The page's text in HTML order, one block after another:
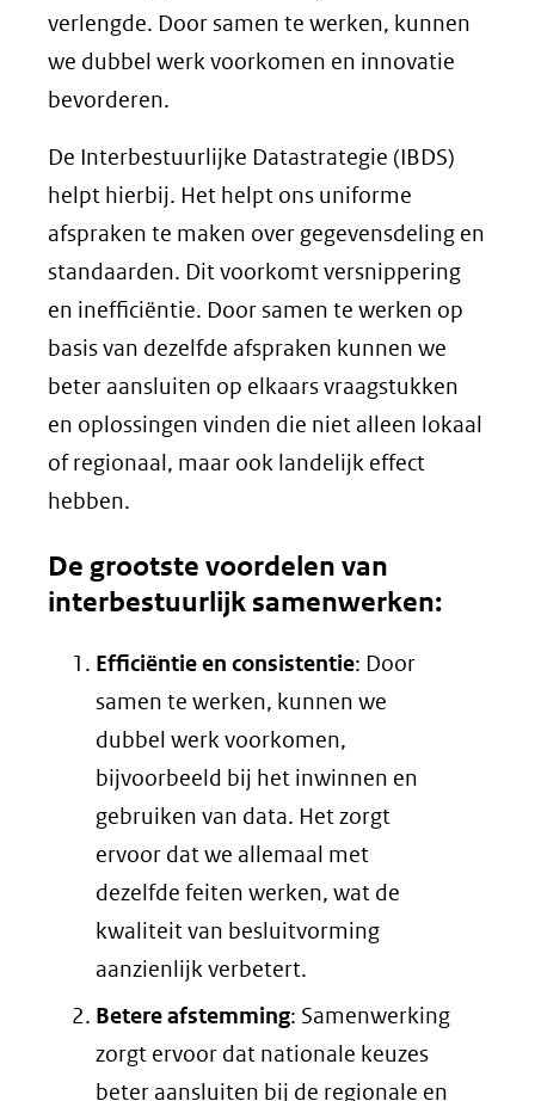
verlengde. Door samen te werken, kunnen
we dubbel werk voorkomen en innovatie
bevorderen.
De Interbestuurlijke Datastrategie (IBDS)
helpt hierbij. Het helpt ons uniforme
afspraken te maken over gegevensdeling en
standaarden. Dit voorkomt versnippering
en inefficiëntie. Door samen te werken op
basis van dezelfde afspraken kunnen we
beter aansluiten op elkaars vraagstukken
en oplossingen vinden die niet alleen lokaal
of regionaal, maar ook landelijk effect
hebben.
De grootste voordelen van
interbestuurlijk samenwerken:
Efficiëntie en consistentie: Door
samen te werken, kunnen we
dubbel werk voorkomen,
bijvoorbeeld bij het inwinnen en
gebruiken van data. Het zorgt
ervoor dat we allemaal met
dezelfde feiten werken, wat de
kwaliteit van besluitvorming
aanzienlijk verbetert.
Betere afstemming: Samenwerking
zorgt ervoor dat nationale keuzes
beter aansluiten bij de regionale en